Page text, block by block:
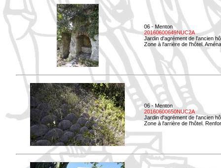
06 - Menton
20160600649NUC2A
Jardin d'agrément de l'ancien
Zone à l'arrière de l'hôtel.
06 - Menton
20160600650NUC2A
Jardin d'agrément de l'ancien
Zone à l'arrière de l'hôtel.